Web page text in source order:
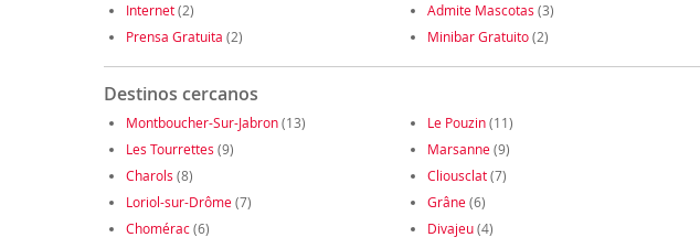
Internet(2) Admite Mascotas (3)
Prensa Gratuita (2) Minibar Gratuito(2)
Destinos cercanos
Montboucher-Sur-Jabron(13) Le Pouzin(11)
Les Tourrettes (9) Marsanne(9)
Charols (8) Cliousclat(7)
Loriol-sur-Drôme(7) Grâne(6)
Chomérac(6) Divajeu(4)